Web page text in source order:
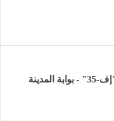
تحطم مقاتلة أميركية من طراز "إف-35" - بوابة المدينة